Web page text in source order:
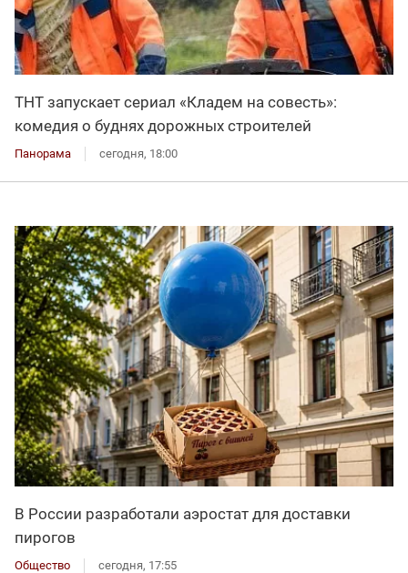
ТНТ запускает сериал «Кладем на совесть»:
комедия о буднях дорожных строителей
Панорама сегодня, 18:00
В России разработали аэростат для доставки
пирогов
Общество сегодня, 17:55